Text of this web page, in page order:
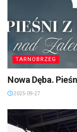
TARNOBRZEG
Nowa Dęba.
2025-09-27